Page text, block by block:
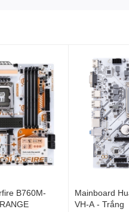
B760M-
Mainboard
VH-A - Trắng